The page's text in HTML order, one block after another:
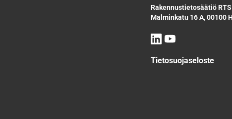
Rakennustietosäätiö
Malminkatu 16 A, 00100
Tietosuojaseloste